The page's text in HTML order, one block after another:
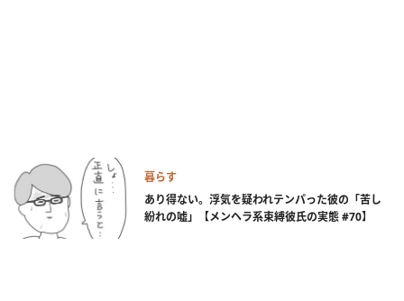
暮らす
あり得ない。浮気を疑われテンパった彼の「苦し
紛れの嘘」【メンヘラ系束縛彼氏の実態 #70】